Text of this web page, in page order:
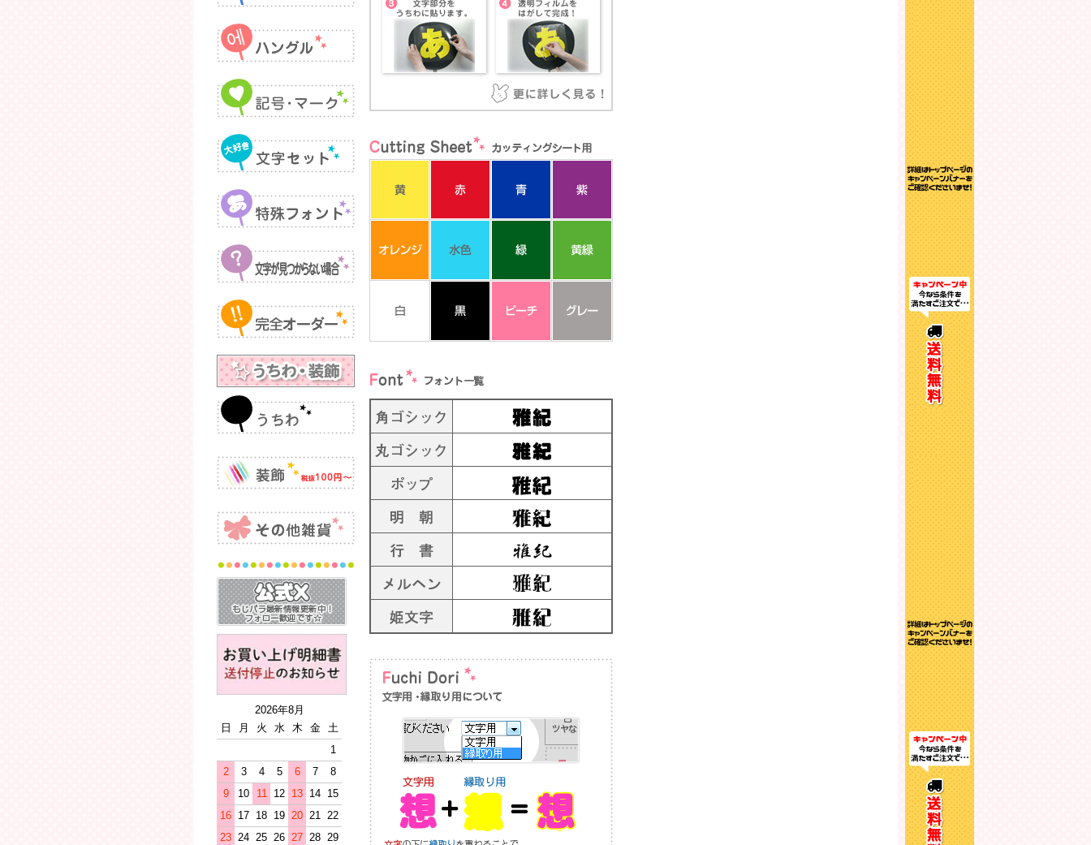
2026年8月
日
月 火 水 木 金
土
1
2
3 4 5 6 7
8
9
10 11 12 13 14 15
16 17 18 19 20 21 22
23 24 25 26 27 28 29